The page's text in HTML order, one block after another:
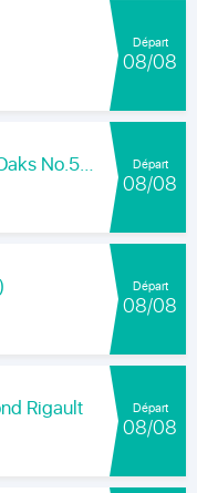
Départ
08/08
Winning Key Farm Hambletonian Oaks No.56 - Final Départ
08/08
Départ
08/08
Rigault Départ
08/08